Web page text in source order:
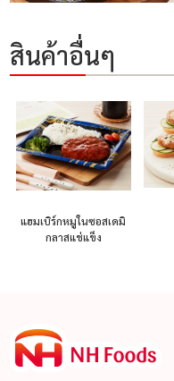
สินค้าอื่นๆ
แฮมเบิร์กหมูในซอสเดมิ
กลาสแช่แข็ง